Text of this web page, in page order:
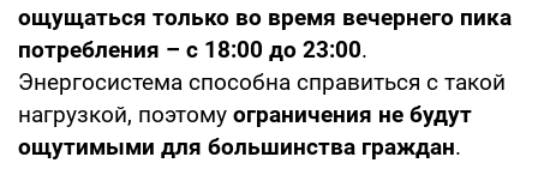
ощущаться только во время вечернего пика
потребления – с 18:00 до 23:00.
Энергосистема способна справиться с такой
нагрузкой, поэтому ограничения не будут
ощутимыми для большинства граждан.